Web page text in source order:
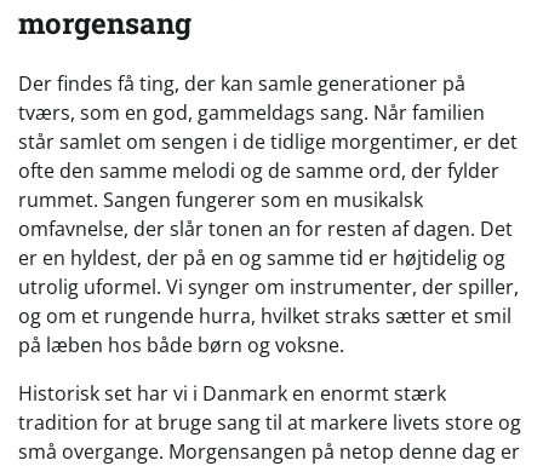
morgensang
Der findes få ting, der kan samle generationer på
tværs, som en god, gammeldags sang. Når familien
står samlet om sengen i de tidlige morgentimer, er det
ofte den samme melodi og de samme ord, der fylder
rummet. Sangen fungerer som en musikalsk
omfavnelse, der slår tonen an for resten af dagen. Det
er en hyldest, der på en og samme tid er højtidelig og
utrolig uformel. Vi synger om instrumenter, der spiller,
og om et rungende hurra, hvilket straks sætter et smil
på læben hos både børn og voksne.
Historisk set har vi i Danmark en enormt stærk
tradition for at bruge sang til at markere livets store og
små overgange. Morgensangen på netop denne dag er